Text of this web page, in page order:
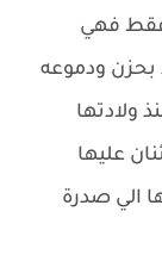
فقط فهي
بحزن ودموعه
ولادتها
عليها
الي صدرة